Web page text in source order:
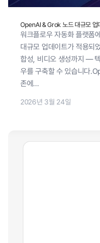
OpenAI & Grok 노드 대규모 업
워크플로우 자동화 플랫
대규모 업데이트가 적용되
합성, 비디오 생성까지 —
우를 구축할 수 있습니다
존에...
2026년 3월 24일